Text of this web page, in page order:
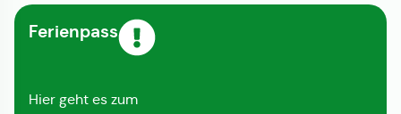
Ferienpass
Hier geht es zum